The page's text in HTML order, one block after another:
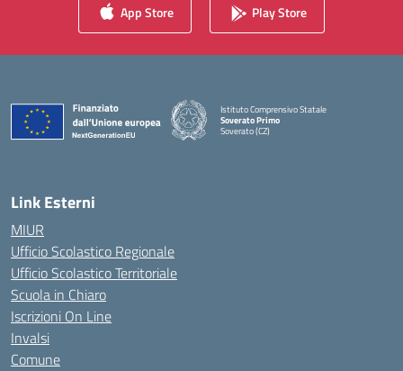
App Store Play Store
Istituto Comprensivo Statale
Soverato Primo
Soverato (CZ)
Link Esterni
MIUR
Ufficio Scolastico Regionale
Ufficio Scolastico Territoriale
Scuola in Chiaro
Iscrizioni On Line
Invalsi
Comune